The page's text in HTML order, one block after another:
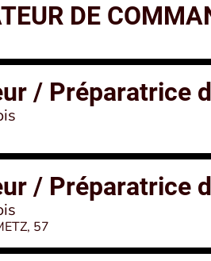
DE
/ Préparatrice
/ Préparatrice
57